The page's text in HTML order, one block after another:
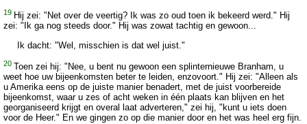
19 Hij zei: "Net over de veertig? Ik was zo oud toen ik bekeerd werd." Hij
zei: "Ik ga nog steeds door." Hij was zowat tachtig en gewoon...
Ik dacht: "Wel, misschien is dat wel juist."
20 Toen zei hij: "Nee, u bent nu gewoon een splinternieuwe Branham, u
weet hoe uw bijeenkomsten beter te leiden, enzovoort." Hij zei: "Alleen als
u Amerika eens op de juiste manier benadert, met de juist voorbereide
bijeenkomst, waar u zes of acht weken in één plaats kan blijven en het
georganiseerd krijgt en overal laat adverteren," zei hij, "kunt u iets doen
voor de Heer." En we gingen zo op die manier door en het was heel erg fijn.